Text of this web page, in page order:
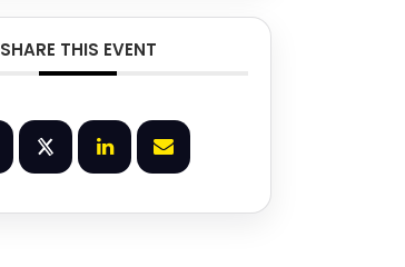
SHARE THIS EVENT